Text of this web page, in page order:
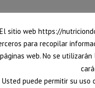
sitio web https://
para recopilar
páginas web. No se
Usted puede permitir su uso